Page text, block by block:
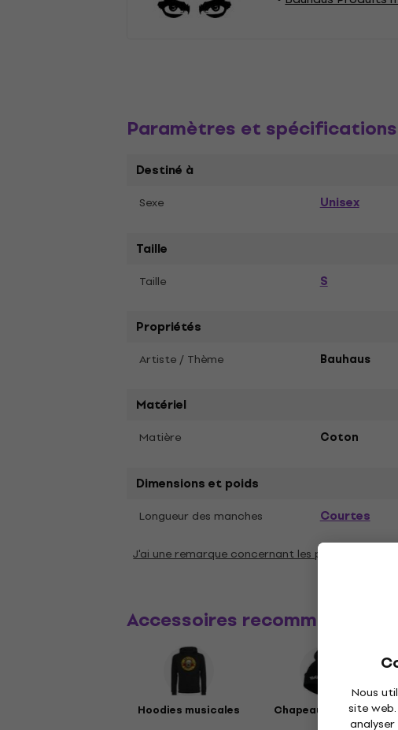
Nous
site
Paramètres et spécifications
Destiné à
Sexe Unisex
Taille
Taille S
Propriétés
Artiste / Thème Bauhaus
Matériel
Matière Coton
Dimensions et poids
Longueur des manches Courtes
J'ai une remarque concernant les paramètres
Accessoires recommandés
Hoodies musicales Chapeaux musique